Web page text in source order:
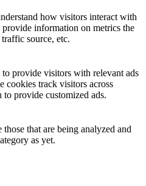
how visitors interact with
information on metrics the
source, etc.
provide visitors with relevant ads
cookies track visitors across
provide customized ads.
that are being analyzed and
as yet.